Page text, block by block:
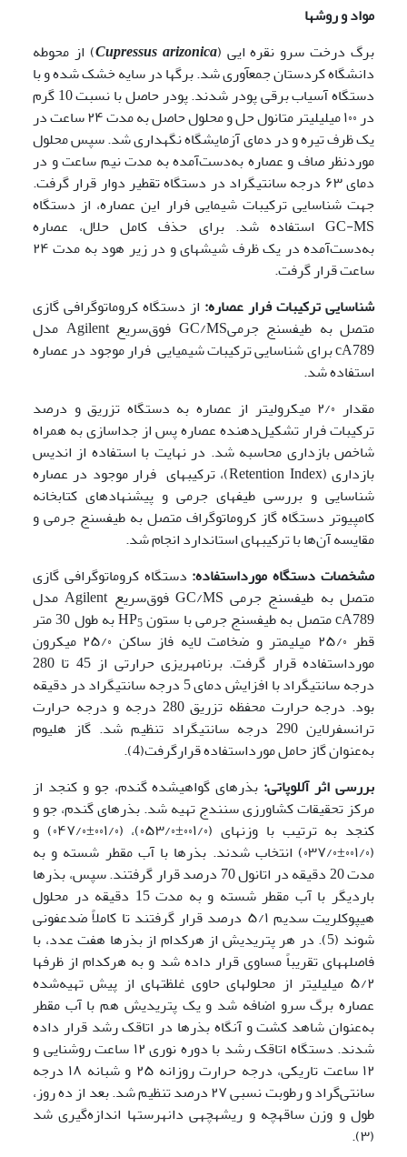
مواد و روشها
برگ­ درخت سرو نقره ایی (Cupressus arizonica) از محوطه
دانشگاه کردستان جمع­آوری شد. برگ­ها در سایه خشک شده و با
دستگاه آسیاب برقی پودر شدند. پودر حاصل با نسبت 10 گرم
در ۱۰۰ میلی­لیتر متانول حل و محلول حاصل به مدت ۲۴ ساعت در
یک ظرف تیره و در دمای آزمایشگاه نگهداری شد. سپس محلول
موردنظر صاف و عصاره به‌دست‌آمده به مدت نیم ساعت و در
دمای ۶۳ درجه سانتی­گراد در دستگاه تقطیر دوار قرار گرفت.
جهت شناسایی ترکیبات شیمایی فرار این عصاره، از دستگاه
GC-MS استفاده شد. برای حذف کامل حلال، عصاره
به‌دست‌آمده در یک ظرف شیشه­ای و در زیر هود به مدت ۲۴
ساعت قرار گرفت.
شناسایی ترکیبات فرار عصاره: از دستگاه کروماتوگرافی گازی
متصل به طیف­سنج جرمیGC/MS فوق‌سریع Agilent مدل
cA789 برای شناسایی ترکیبات شیمیایی فرار موجود در عصاره
استفاده شد.
مقدار ۲/۰ میکرولیتر از عصاره به دستگاه تزریق و درصد
ترکیبات فرار تشکیل‌دهنده عصاره پس از جداسازی به همراه
شاخص بازداری محاسبه شد. در نهایت با استفاده از اندیس
بازداری (Retention Index)، ترکیب­های فرار موجود در عصاره
شناسایی و بررسی طیف­های جرمی و پیشنهادهای کتابخانه
کامپیوتر دستگاه گاز کروماتوگراف متصل به طیف­سنج جرمی و
مقایسه آن‌ها با ترکیب­های استاندارد انجام شد.
مشخصات دستگاه مورداستفاده: دستگاه کروماتوگرافی گازی
متصل به طیف­سنج جرمی GC/MS فوق‌سریع Agilent مدل
cA789 متصل به طیف­سنج جرمی با ستون HP
5
به طول 30 متر
قطر ۲۵/۰ میلی­متر و ضخامت لایه فاز ساکن ۲۵/۰ میکرون
مورد­استفاده قرار گرفت. برنامه­ریزی حرارتی از 45 تا 280
درجه سانتی­گراد با افزایش دمای 5 درجه سانتی­گراد در دقیقه
بود. درجه حرارت محفظه تزریق 280 درجه و درجه حرارت
ترانسفرلاین 290 درجه سانتی­گراد تنظیم شد. گاز هلیوم
به‌عنوان گاز حامل مورداستفاده قرارگرفت(4).
بررسی اثر آللوپاتی: بذرهای گواهی­شده گندم، جو و کنجد از
مرکز تحقیقات کشاورزی سنندج تهیه شد. بذر­های گندم، جو و
کنجد به ترتیب با وزن­های (۰۰۱/۰±۰۵۳/۰)، (۰۰۱/۰±۰۴۷/۰) و
(۰۰۱/۰±۰۳۷/۰) انتخاب شدند. بذر­ها با آب مقطر شسته و به
مدت 20 دقیقه در اتانول 70 درصد قرار گرفتند. سپس، بذرها
باردیگر با آب مقطر شسته و به مدت 15 دقیقه در محلول
هیپوکلریت سدیم ۵/۱ درصد قرار گرفتند تا کاملاً ضدعفونی
شوند (5). در هر پتری­دیش از هرکدام از بذر­ها هفت عدد، با
فاصله­­های تقریباً مساوی قرار داده شد و به هرکدام از ظرف­ها
۵/۲ میلی­لیتر از محلول­های حاوی غلظت­های از پیش تهیه‌شده
عصاره برگ سرو اضافه شد و یک پتری­دیش هم با آب مقطر
به‌عنوان شاهد کشت و آنگاه بذر­ها در اتاقک رشد قرار داده
شدند. دستگاه اتاقک رشد با دوره نوری ۱۲ ساعت روشنایی و
۱۲ ساعت تاریکی، درجه حرارت روزانه ۲۵ و شبانه ۱۸ درجه
سانتی‌گراد و رطوبت نسبی ۲۷ درصد تنظیم شد. بعد از ده روز،
طول و وزن ساقه­چه و ریشه­چه­­ی دانه­رست­ها اندازه‌گیری شد
(۳).